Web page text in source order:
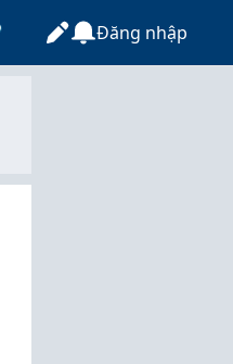
Đăng nhập